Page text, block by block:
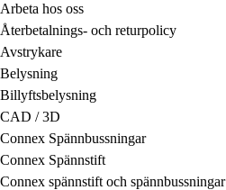
Arbeta hos oss
Återbetalnings- och returpolicy
Avstrykare
Belysning
Billyftsbelysning
CAD / 3D
Connex Spännbussningar
Connex Spännstift
Connex spännstift och spännbussningar